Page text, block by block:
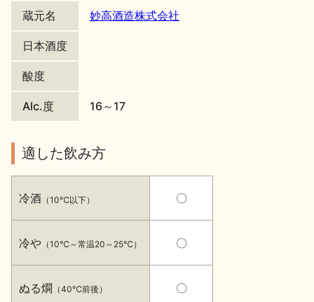
日本酒の楽しみ方特集
地酒・イベント情報
イベント情報TOP 新商品・おすすめ商品
蔵元名 妙高酒造株式会社
日本酒度
酸度
Alc.度 16～17
適した飲み方
冷酒 （10℃以下）
冷や （10℃～常温20～25℃）
ぬる燗 （40℃前後）
〇
〇
〇